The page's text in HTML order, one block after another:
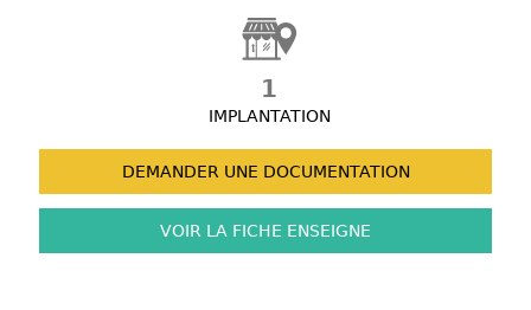
1
IMPLANTATION
DEMANDER UNE DOCUMENTATION
VOIR LA FICHE ENSEIGNE